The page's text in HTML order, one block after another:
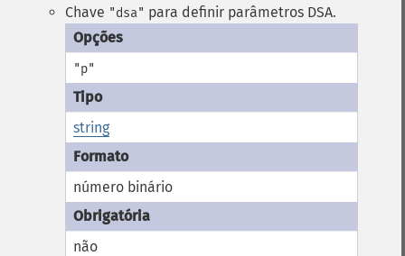
Chave "dsa" para definir parâmetros DSA.
"p"
string
número binário
não